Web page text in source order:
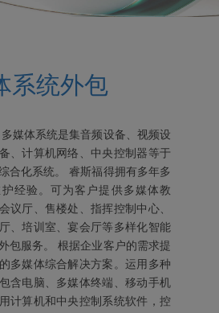
系统外包
媒体系统是集音频设备、视频设
、计算机网络、中央控制器等于
合化系统。 睿斯福得拥有多年多
经验。可为客户提供多媒体教
议厅、售楼处、指挥控制中心、
、培训室、宴会厅等多样化智能
包服务。 根据企业客户的需求提
多媒体综合解决方案。运用多种
含电脑、多媒体终端、移动手机
计算机和中央控制系统软件，控